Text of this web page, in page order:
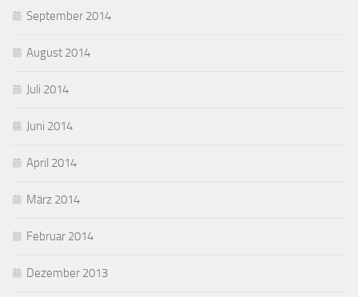
September 2014
August 2014
Juli 2014
Juni 2014
April 2014
März 2014
Februar 2014
Dezember 2013